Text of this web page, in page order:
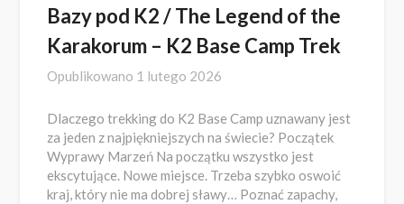
Bazy pod K2 / The Legend of the
Karakorum – K2 Base Camp Trek
Opublikowano 1 lutego 2026
Dlaczego trekking do K2 Base Camp uznawany jest
za jeden z najpiękniejszych na świecie? Początek
Wyprawy Marzeń Na początku wszystko jest
ekscytujące. Nowe miejsce. Trzeba szybko oswoić
kraj, który nie ma dobrej sławy… Poznać zapachy,